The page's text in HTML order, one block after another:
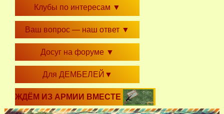
Клубы по интересам ▼
Ваш вопрос — наш ответ ▼
Досуг на форуме ▼
Для ДЕМБЕЛЕЙ ▼
ЖДЁМ ИЗ АРМИИ ВМЕСТЕ